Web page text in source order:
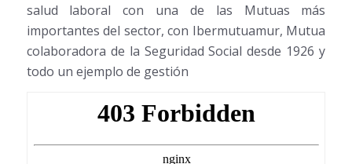
salud laboral con una de las Mutuas más
importantes del sector, con Ibermutuamur, Mutua
colaboradora de la Seguridad Social desde 1926 y
todo un ejemplo de gestión